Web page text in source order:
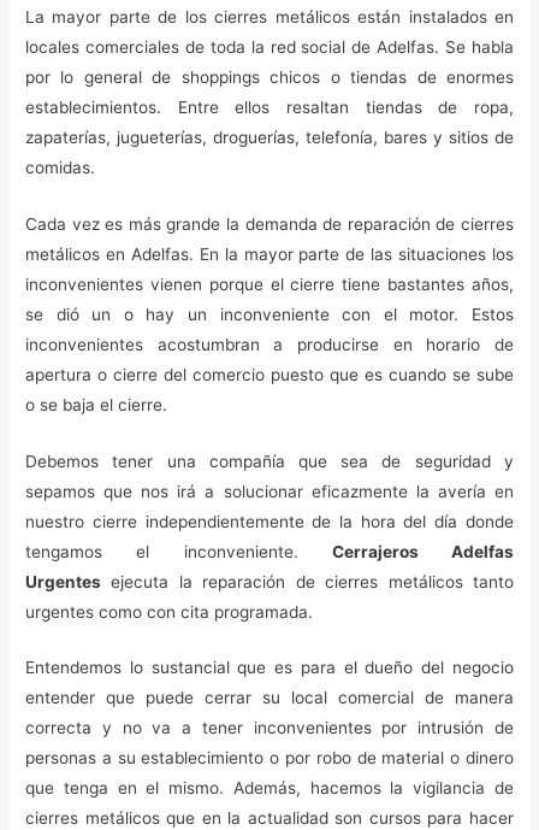
La mayor parte de los cierres metálicos están instalados en
locales comerciales de toda la red social de Adelfas. Se habla
por lo general de shoppings chicos o tiendas de enormes
establecimientos. Entre ellos resaltan tiendas de ropa,
zapaterías, jugueterías, droguerías, telefonía, bares y sitios de
comidas.
Cada vez es más grande la demanda de reparación de cierres
metálicos en Adelfas. En la mayor parte de las situaciones los
inconvenientes vienen porque el cierre tiene bastantes años,
se dió un o hay un inconveniente con el motor. Estos
inconvenientes acostumbran a producirse en horario de
apertura o cierre del comercio puesto que es cuando se sube
o se baja el cierre.
Debemos tener una compañía que sea de seguridad y
sepamos que nos irá a solucionar eficazmente la avería en
nuestro cierre independientemente de la hora del día donde
tengamos el inconveniente. Cerrajeros Adelfas
Urgentes ejecuta la reparación de cierres metálicos tanto
urgentes como con cita programada.
Entendemos lo sustancial que es para el dueño del negocio
entender que puede cerrar su local comercial de manera
correcta y no va a tener inconvenientes por intrusión de
personas a su establecimiento o por robo de material o dinero
que tenga en el mismo. Además, hacemos la vigilancia de
cierres metálicos que en la actualidad son cursos para hacer